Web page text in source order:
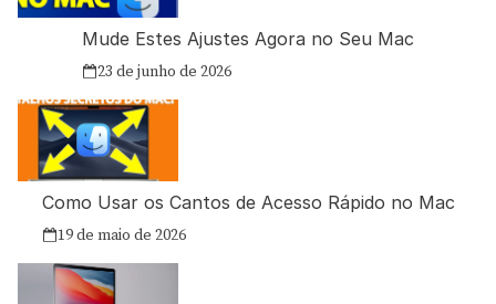
Mude Estes Ajustes Agora no Seu Mac
23 de junho de 2026
Como Usar os Cantos de Acesso Rápido no Mac
19 de maio de 2026